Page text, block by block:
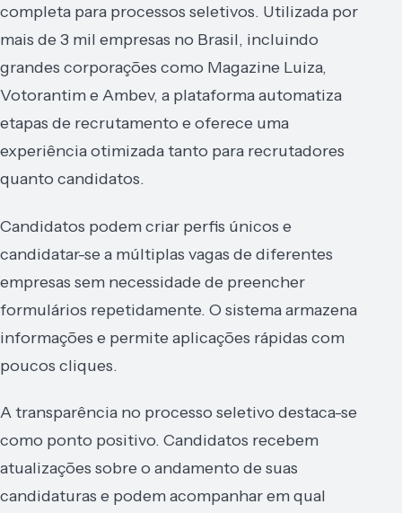
completa para processos seletivos. Utilizada por
mais de 3 mil empresas no Brasil, incluindo
grandes corporações como Magazine Luiza,
Votorantim e Ambev, a plataforma automatiza
etapas de recrutamento e oferece uma
experiência otimizada tanto para recrutadores
quanto candidatos.
Candidatos podem criar perfis únicos e
candidatar-se a múltiplas vagas de diferentes
empresas sem necessidade de preencher
formulários repetidamente. O sistema armazena
informações e permite aplicações rápidas com
poucos cliques.
A transparência no processo seletivo destaca-se
como ponto positivo. Candidatos recebem
atualizações sobre o andamento de suas
candidaturas e podem acompanhar em qual